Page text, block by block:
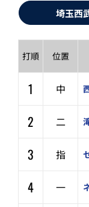
埼玉西
打順 位置
1 中
2
二
3
指
4
一